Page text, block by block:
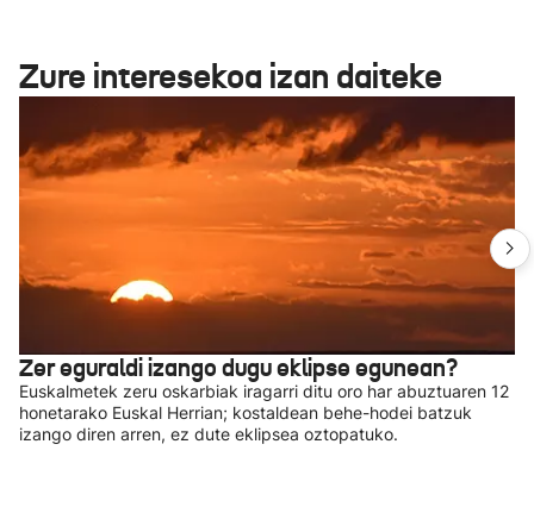
Zure interesekoa izan daiteke
Zer eguraldi izango dugu eklipse egunean?
Euskalmetek zeru oskarbiak iragarri ditu oro har abuztuaren 12
honetarako Euskal Herrian; kostaldean behe-hodei batzuk
izango diren arren, ez dute eklipsea oztopatuko.